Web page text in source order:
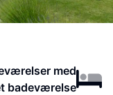
med
badeværelse